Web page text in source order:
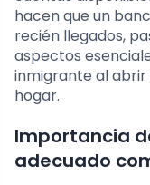
hacen que un
recién llegados,
aspectos
inmigrante al abrir
hogar.
Importancia
adecuado